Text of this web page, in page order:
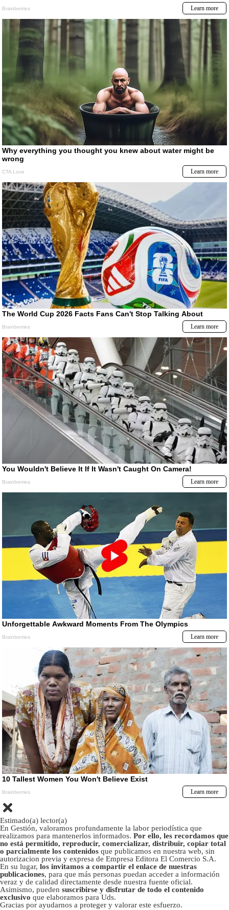
Estimado(a) lector(a)
En Gestión, valoramos profundamente la labor periodística que
realizamos para mantenerlos informados. Por ello, les recordamos que
no está permitido, reproducir, comercializar, distribuir, copiar total
o parcialmente los contenidos que publicamos en nuestra web, sin
autorizacion previa y expresa de Empresa Editora El Comercio S.A.
En su lugar, los invitamos a compartir el enlace de nuestras
publicaciones, para que más personas puedan acceder a información
veraz y de calidad directamente desde nuestra fuente oficial.
Asimismo, pueden suscribirse y disfrutar de todo el contenido
exclusivo que elaboramos para Uds.
Gracias por ayudarnos a proteger y valorar este esfuerzo.